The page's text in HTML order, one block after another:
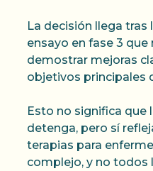
La decisión llega tras
ensayo en fase 3 que
demostrar mejoras
objetivos principales
Esto no significa que
detenga, pero sí
terapias para
complejo, y no todos